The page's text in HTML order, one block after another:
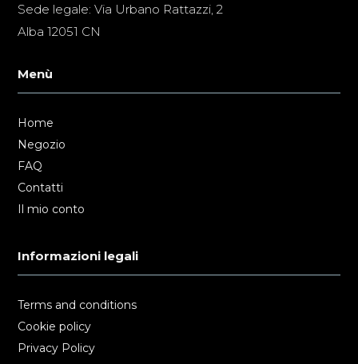
Sede legale: Via Urbano Rattazzi, 2
Alba 12051 CN
Menù
Home
Negozio
FAQ
Contatti
Il mio conto
Informazioni legali
Terms and conditions
Cookie policy
Privacy Policy